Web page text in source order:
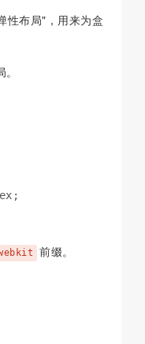
性布局"，用来为盒
前缀。